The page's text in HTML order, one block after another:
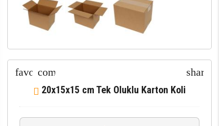
20x15x15 cm Tek Oluklu Karton Koli